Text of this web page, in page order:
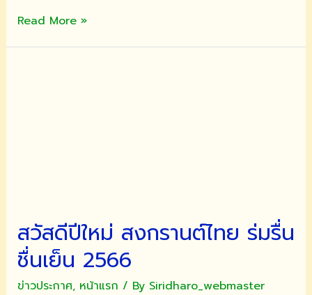
ขอ
และ
วัน
ผู้
สูง
Read More »
สวัสดีปีใหม่ สงกรานต์ไทย ร่มรื่น
ชื่นเย็น 2566
ข่าวประกาศ, หน้าแรก / By Siridharo_webmaster